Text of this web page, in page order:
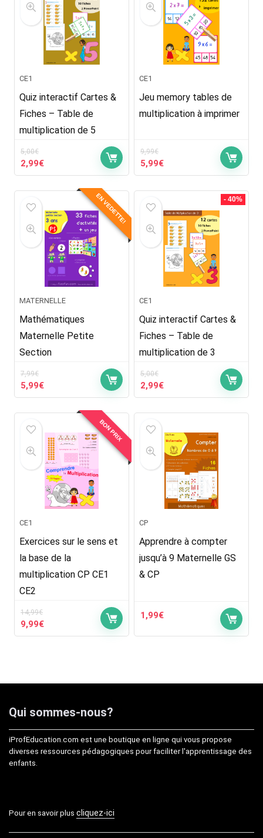
CE1
Quiz interactif Cartes &
Fiches – Table de
multiplication de 5
5,00€
Le
prix
5,00€.
2,99€Le
prix
2,99€.
CE1
Jeu memory tables de
multiplication à imprimer
9,99€
Le
prix
9,99€.
5,99€Le
prix
5,99€.
EN VEDETTE!
MATERNELLE
Mathématiques
Maternelle Petite
Section
7,99€
Le
prix
7,99€.
5,99€Le
prix
5,99€.
- 40%
CE1
Quiz interactif Cartes &
Fiches – Table de
multiplication de 3
5,00€
Le
prix
5,00€.
2,99€Le
prix
2,99€.
BON PRIX
CE1
Exercices sur le sens et
la base de la
multiplication CP CE1
CE2
14,99€
Le
prix
9,99€Le
prix
CP
Apprendre à compter
jusqu’à 9 Maternelle GS
& CP
1,99€
Qui sommes-nous?
iProfEducation.com est une boutique en ligne qui vous propose
diverses ressources pédagogiques pour faciliter l'apprentissage des
enfants.
Pour en savoir plus cliquez-ici